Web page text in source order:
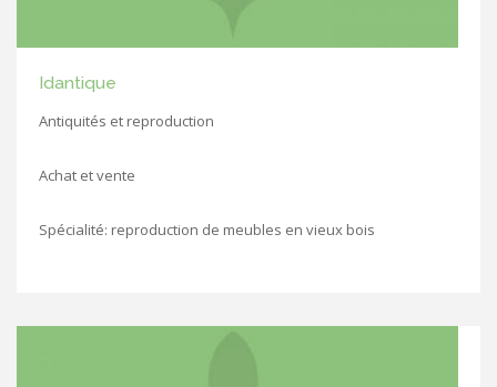
Idantique
Antiquités et reproduction
Achat et vente
Spécialité: reproduction de meubles en vieux bois